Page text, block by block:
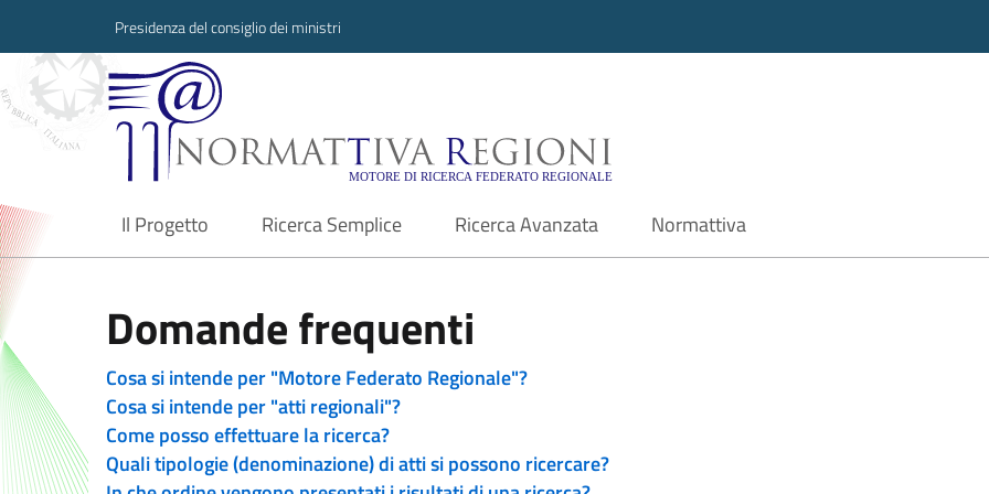
Presidenza del consiglio dei ministri
Normattiva Regioni - Motore di ricerca
Il Progetto
current Ricerca Semplice Ricerca Avanzata Normattiva
Domande frequenti
Cosa si intende per "Motore Federato Regionale"?
Cosa si intende per "atti regionali"?
Come posso effettuare la ricerca?
Quali tipologie (denominazione) di atti si possono ricercare?